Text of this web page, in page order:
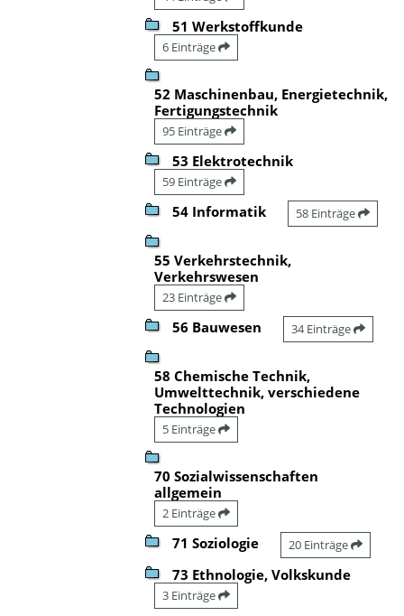
51 Werkstoffkunde
6 Einträge
52 Maschinenbau, Energietechnik,
Fertigungstechnik
95 Einträge
53 Elektrotechnik
59 Einträge
54 Informatik 58 Einträge
55 Verkehrstechnik,
Verkehrswesen
23 Einträge
56 Bauwesen 34 Einträge
58 Chemische Technik,
Umwelttechnik, verschiedene
Technologien
5 Einträge
70 Sozialwissenschaften
allgemein
2 Einträge
71 Soziologie 20 Einträge
73 Ethnologie, Volkskunde
3 Einträge